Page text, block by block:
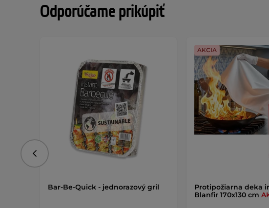
Odporúčame prikúpiť
Bar-Be-Quick - jednorazový gril
Protipožiarna deka
Blanfir 170x130 cm
AKCIA
Predchádzajúce